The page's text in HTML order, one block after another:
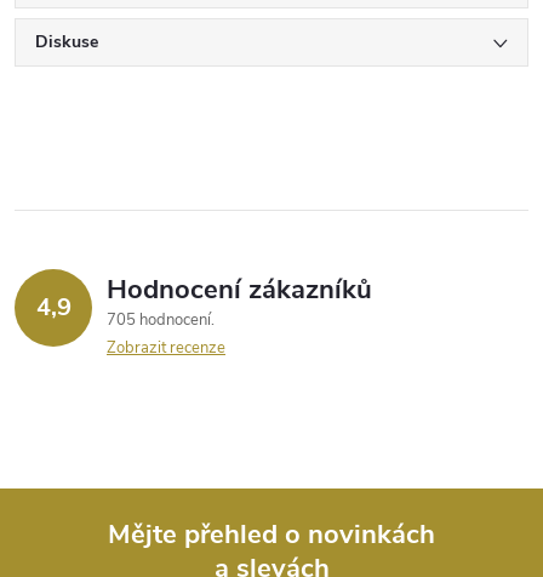
Diskuse
4,9 Hodnocení zákazníků
705 hodnocení
Zobrazit recenze
Mějte přehled o novinkách
a slevách